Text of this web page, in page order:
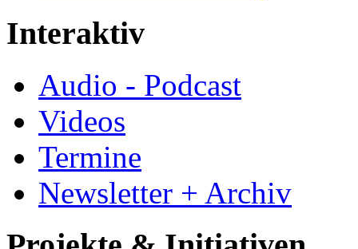
Interaktiv
Audio - Podcast
Videos
Termine
Newsletter + Archiv